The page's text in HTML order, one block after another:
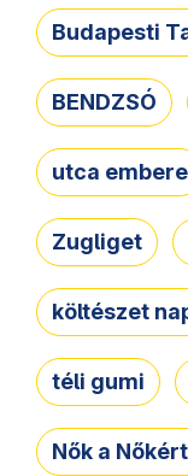
Budapesti
BENDZSÓ
utca embere
Zugliget
költészet
téli gumi
Nők a